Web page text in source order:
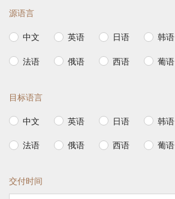
源语言
中文 英语 日语 韩语
法语 俄语 西语 葡语
目标语言
中文 英语 日语 韩语
法语 俄语 西语 葡语
交付时间